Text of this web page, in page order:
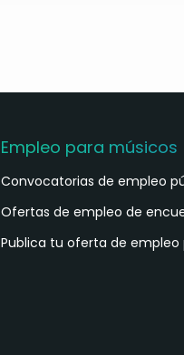
Empleo para músicos
Convocatorias de empleo
Ofertas de empleo de
Publica tu oferta de empleo